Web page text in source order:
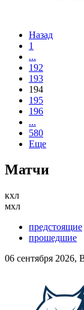
Назад
1
...
192
193
194
195
196
...
580
Еще
Матчи
кхл
мхл
предстоящие
прошедшие
06 сентября 2026,